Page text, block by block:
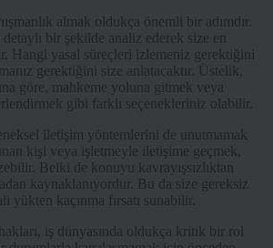
almak oldukça önemli bir adımdır.
bir şekilde analiz ederek size en
Hangi yasal süreçleri izlemeniz gerektiğini
gerektiğini size anlatacaktır. Üstelik,
göre, mahkeme yoluna gitmek veya
gibi farklı seçenekleriniz olabilir.
iletişim yöntemlerini de unutmamak
kişi veya işletmeyle iletişime geçmek,
Belki de konuyu kavrayışsızlıktan
kaynaklanıyordur. Bu da size gereksiz
yükten kaçınma fırsatı sunabilir.
iş dünyasında oldukça kritik bir rol